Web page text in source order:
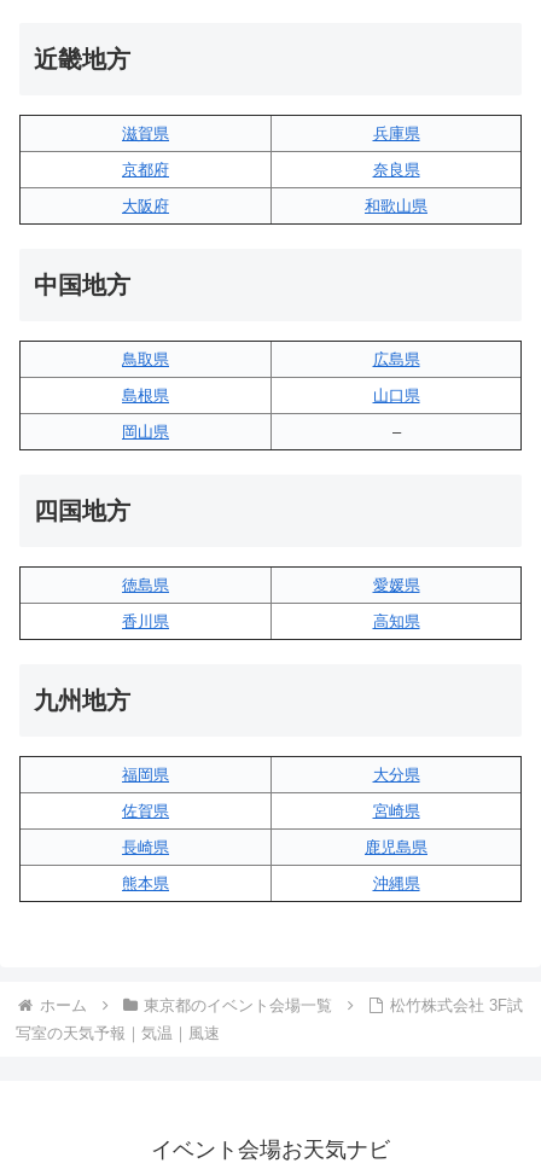
近畿地方
滋賀県
兵庫県
京都府
奈良県
大阪府
和歌山県
中国地方
鳥取県
広島県
島根県
山口県
岡山県
–
四国地方
徳島県
愛媛県
香川県
高知県
九州地方
福岡県
大分県
佐賀県
宮崎県
長崎県
鹿児島県
熊本県
沖縄県
ホーム 東京都のイベント会場一覧
松竹株式会社 3F試
写室の天気予報｜気温｜風速
イベント会場お天気ナビ